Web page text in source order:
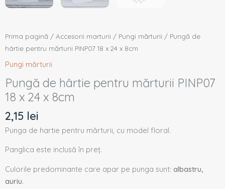
Prima pagină / Accesorii marturii / Pungi mărturii / Pungă de
hârtie pentru mărturii PINP07 18 x 24 x 8cm
Pungi mărturii
Pungă de hârtie pentru mărturii PINP07
18 x 24 x 8cm
2,15 lei
Punga de hartie pentru mărturii, cu model floral.
Panglica este inclusă în preț.
Culorile predominante care apar pe punga sunt: albastru,
auriu.